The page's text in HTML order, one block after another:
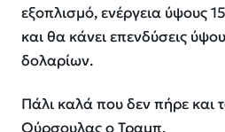
εξοπλισμό, ενέργεια ύψους
και θα κάνει επενδύσεις
δολαρίων.
Πάλι καλά που δεν πήρε και
Ούρσουλας ο Τραμπ.